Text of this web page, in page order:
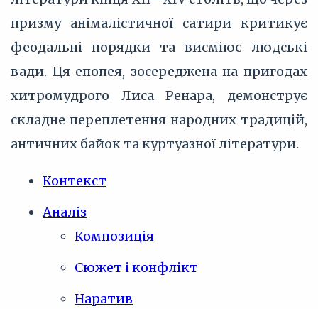
призму анімалістичної сатири критикує
феодальні порядки та висміює людські
вади. Ця епопея, зосереджена на пригодах
хитромудрого Лиса Ренара, демонструє
складне переплетення народних традицій,
античних байок та куртуазної літератури.
Контекст
Аналіз
Композиція
Сюжет і конфлікт
Наратив